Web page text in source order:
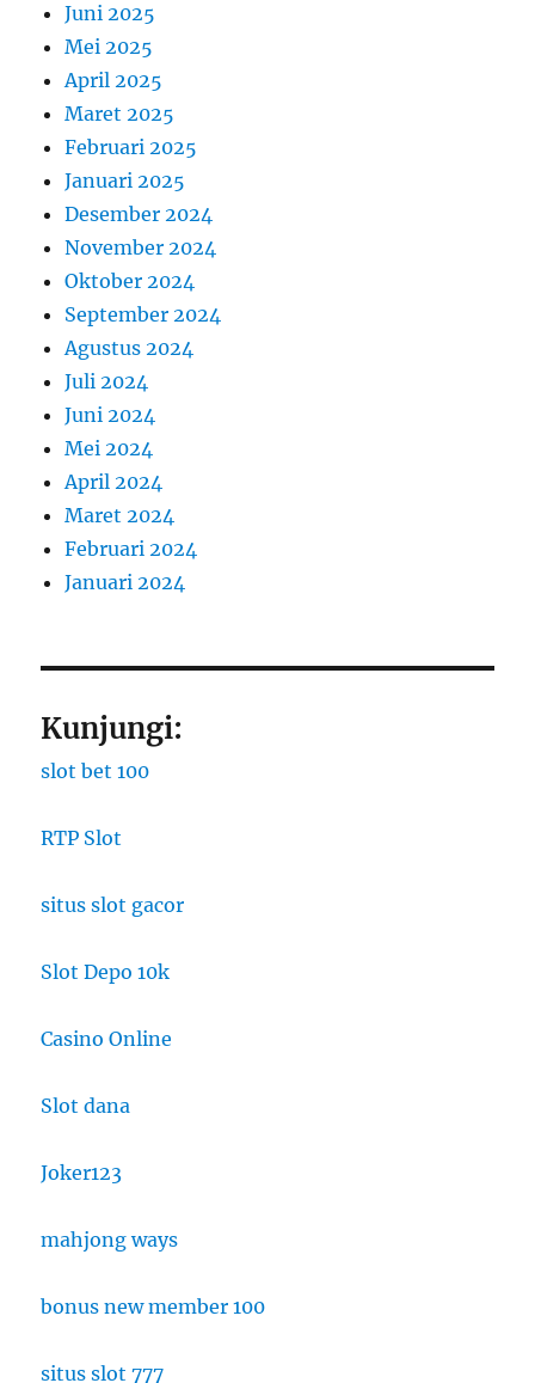
Juni 2025
Mei 2025
April 2025
Maret 2025
Februari 2025
Januari 2025
Desember 2024
November 2024
Oktober 2024
September 2024
Agustus 2024
Juli 2024
Juni 2024
Mei 2024
April 2024
Maret 2024
Februari 2024
Januari 2024
Kunjungi:
slot bet 100
RTP Slot
situs slot gacor
Slot Depo 10k
Casino Online
Slot dana
Joker123
mahjong ways
bonus new member 100
situs slot 777